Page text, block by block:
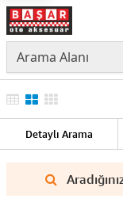
Detaylı Arama